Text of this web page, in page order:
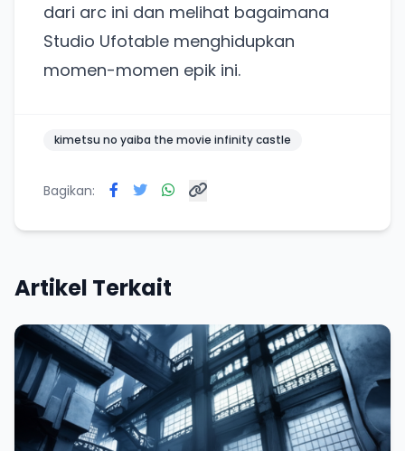
dari arc ini dan melihat bagaimana
Studio Ufotable menghidupkan
momen-momen epik ini.
kimetsu no yaiba the movie infinity castle
Bagikan:
Artikel Terkait